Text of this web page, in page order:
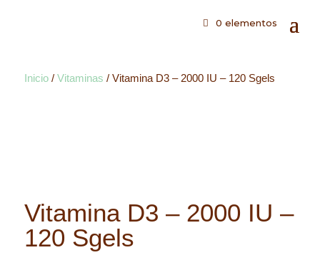
0 elementos
Inicio / Vitaminas / Vitamina D3 – 2000 IU – 120 Sgels
Vitamina D3 – 2000 IU –
120 Sgels